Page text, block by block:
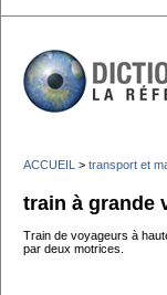
ACCUEIL > transport et
train à grande
Train de voyageurs à
par deux motrices.